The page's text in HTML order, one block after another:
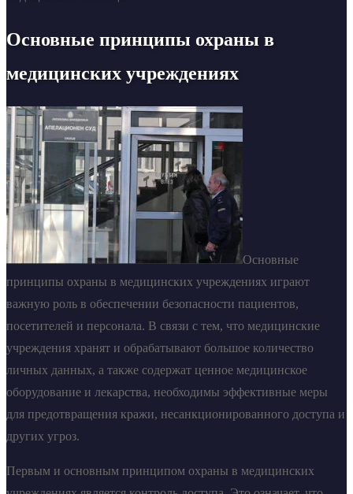
Основные принципы охраны в
медицинских учреждениях
Основные
принципы охраны в медицинских учреждениях играют
важную роль в обеспечении безопасности пациентов,
посетителей и персонала. В связи с тем, что медицинские
учреждения хранят и обрабатывают большое количество
личных данных, а также содержат ценное медицинское
оборудование и лекарства, необходимы эффективные меры
для предотвращения кражи, несанкционированного доступа и
других угроз.
Первым и основным принципом охраны в медицинских